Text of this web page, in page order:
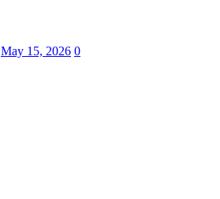
May 15, 2026 0